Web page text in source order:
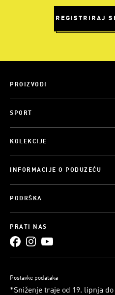
REGISTRIRAJ
PROIZVODI
SPORT
KOLEKCIJE
INFORMACIJE O PODUZEĆU
PODRŠKA
PRATI NAS
Postavke podataka
*Sniženje traje od 19. lipnja